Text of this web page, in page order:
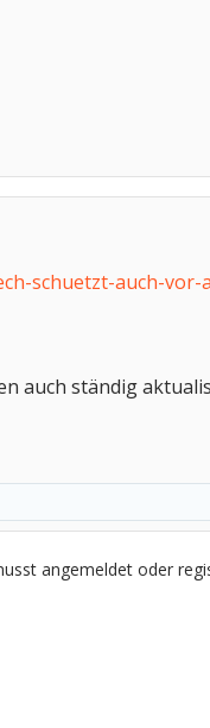
schuetzt-auch-
auch ständig
angemeldet oder